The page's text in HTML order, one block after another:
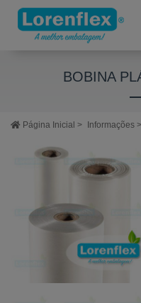
BOBINA
Página Inicial > Informações >